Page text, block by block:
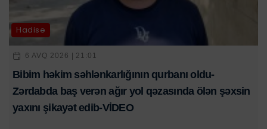
Hadisə
6 AVQ 2026 | 21:01
Bibim həkim səhlənkarlığının qurbanı oldu-
Zərdabda baş verən ağır yol qəzasında ölən şəxsin
yaxını şikayət edib-VİDEO